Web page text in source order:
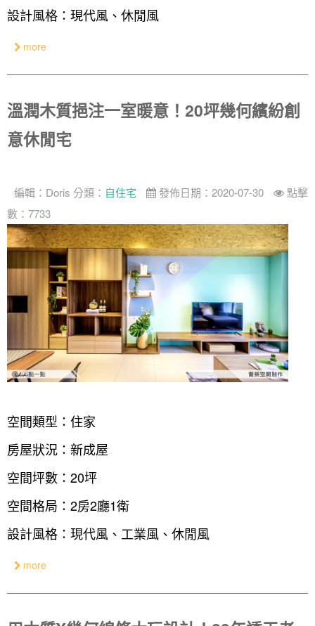
設計風格：現代風、休閒風
more
溫潤木質挹注一室暖意！20坪幾何繽紛創
意休閒宅
編輯： Doris 分類： 自住宅 發佈日期：2020-07-30
點擊
數：7733
空間類型：住家
房屋狀況：新成屋
空間坪數：20坪
空間格局：2房2廳1衛
設計風格：現代風、工業風、休閒風
more